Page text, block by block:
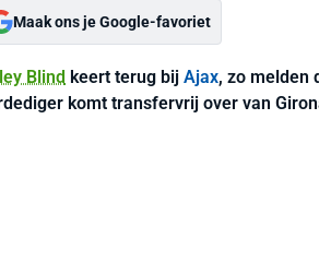
Maak ons je Google-favoriet
Blind keert terug bij Ajax, zo melden
komt transfervrij over van